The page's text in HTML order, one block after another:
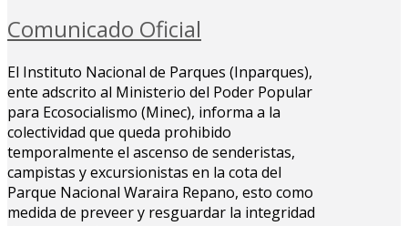
Comunicado Oficial
El Instituto Nacional de Parques (Inparques),
ente adscrito al Ministerio del Poder Popular
para Ecosocialismo (Minec), informa a la
colectividad que queda prohibido
temporalmente el ascenso de senderistas,
campistas y excursionistas en la cota del
Parque Nacional Waraira Repano, esto como
medida de preveer y resguardar la integridad